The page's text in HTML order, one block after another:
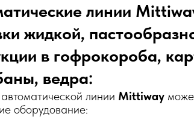
линии
жидкой,
в гофрокороба,
ведра:
линии Mittiway
оборудование: